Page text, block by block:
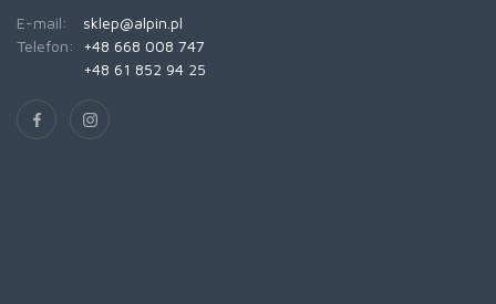
E-mail:
sklep@alpin.pl
Telefon:
+48 668 008 747
+48 61 852 94 25